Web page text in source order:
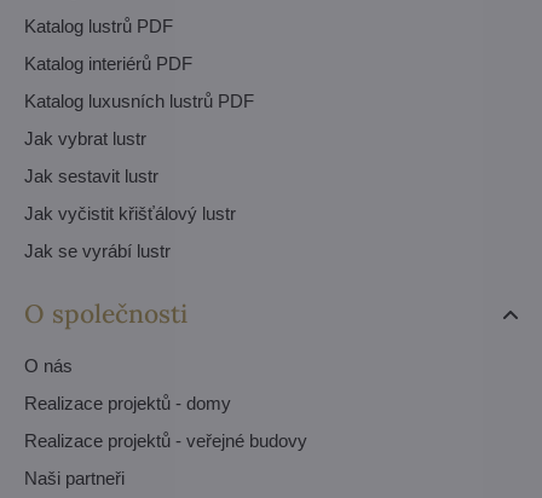
Katalog lustrů PDF
Katalog interiérů PDF
Katalog luxusních lustrů PDF
Jak vybrat lustr
Jak sestavit lustr
Jak vyčistit křišťálový lustr
Jak se vyrábí lustr
O společnosti
O nás
Realizace projektů - domy
Realizace projektů - veřejné budovy
Naši partneři